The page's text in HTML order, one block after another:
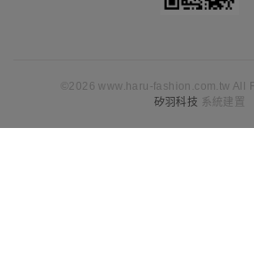
©2026 www.haru-fashion.com.tw All
矽羽科技 系統建置